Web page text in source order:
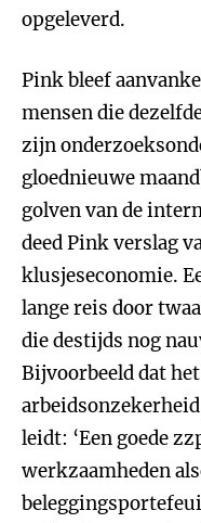
opgeleverd.
Pink bleef
mensen die
zijn
gloednieuwe
golven van de
deed Pink verslag
klusjeseconomie.
lange reis door
die destijds nog
Bijvoorbeeld dat
leidt: ‘Een goede
werkzaamheden